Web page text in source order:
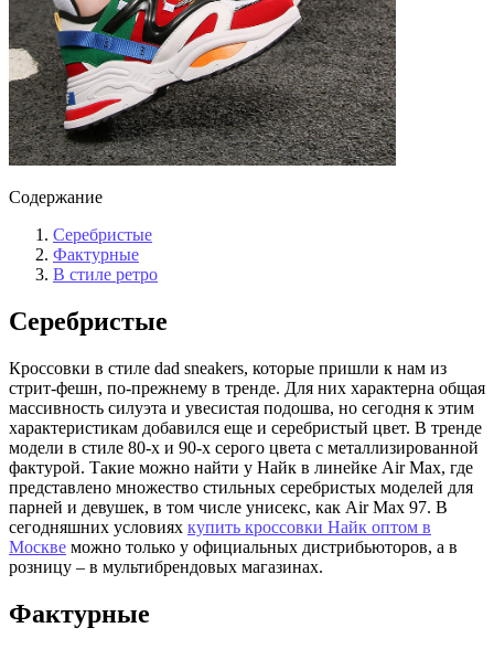
Содержание
Серебристые
Фактурные
В стиле ретро
Серебристые
Кроссовки в стиле dad sneakers, которые пришли к нам из
стрит-фешн, по-прежнему в тренде. Для них характерна общая
массивность силуэта и увесистая подошва, но сегодня к этим
характеристикам добавился еще и серебристый цвет. В тренде
модели в стиле 80-х и 90-х серого цвета с металлизированной
фактурой. Такие можно найти у Найк в линейке Air Max, где
представлено множество стильных серебристых моделей для
парней и девушек, в том числе унисекс, как Air Max 97. В
сегодняшних условиях купить кроссовки Найк оптом в
Москве можно только у официальных дистрибьюторов, а в
розницу – в мультибрендовых магазинах.
Фактурные